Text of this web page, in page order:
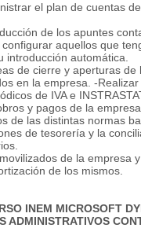
el plan de cuentas
de los apuntes
aquellos que
introducción automática.
de cierre y aperturas de
en la empresa. -
de IVA e
y pagos de la empresa.
de las distintas normas
de tesorería y la
de la empresa
de los mismos.
INEM MICROSOFT
ADMINISTRATIVOS